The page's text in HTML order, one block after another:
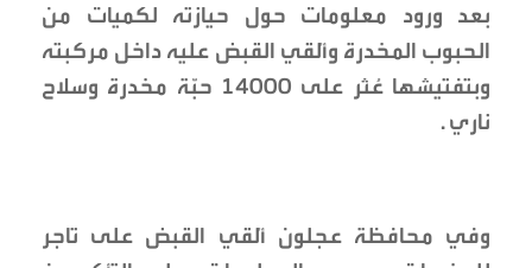
بعد ورود معلومات حول حيازته لكميات من
الحبوب المخدرة وأُلقي القبض عليه داخل مركبته
وبتفتيشها عُثر على ١٤٠٠٠ حبّة مخدرة وسلاح
ناري .
وفي محافظة عجلون أُلقي القبض على تاجر